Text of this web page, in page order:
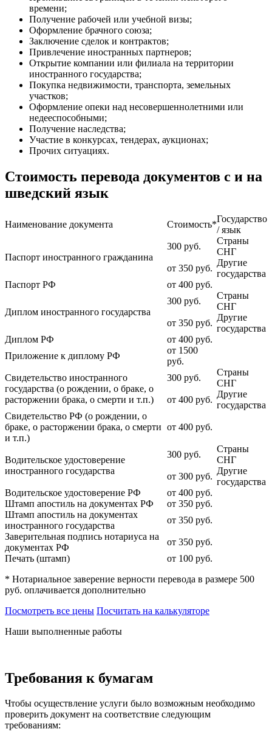
времени;
Получение рабочей или учебной визы;
Оформление брачного союза;
Заключение сделок и контрактов;
Привлечение иностранных партнеров;
Открытие компании или филиала на территории
иностранного государства;
Покупка недвижимости, транспорта, земельных
участков;
Оформление опеки над несовершеннолетними или
недееспособными;
Получение наследства;
Участие в конкурсах, тендерах, аукционах;
Прочих ситуациях.
Стоимость перевода документов с и на
шведский язык
Наименование документа Стоимость*
Государство
/ язык
Паспорт иностранного гражданина
300 руб.
Страны
СНГ
от 350 руб.
Другие
государства
Паспорт РФ
от 400 руб.
Диплом иностранного государства
300 руб.
Страны
СНГ
от 350 руб.
Другие
государства
Диплом РФ
от 400 руб.
Приложение к диплому РФ
от 1500
руб.
Свидетельство иностранного
государства (о рождении, о браке, о
расторжении брака, о смерти и т.п.)
300 руб.
Страны
СНГ
от 400 руб.
Другие
государства
Свидетельство РФ (о рождении, о
браке, о расторжении брака, о смерти
и т.п.)
от 400 руб.
Водительское удостоверение
иностранного государства
300 руб.
Страны
СНГ
от 300 руб.
Другие
государства
Водительское удостоверение РФ
от 400 руб.
Штамп апостиль на документах РФ
от 350 руб.
Штамп апостиль на документах
иностранного государства
от 350 руб.
Заверительная подпись нотариуса на
документах РФ
от 350 руб.
Печать (штамп)
от 100 руб.
* Нотариальное заверение верности перевода в размере 500
руб. оплачивается дополнительно
Посмотреть все цены Посчитать на калькуляторе
Наши выполненные работы
Требования к бумагам
Чтобы осуществление услуги было возможным необходимо
проверить документ на соответствие следующим
требованиям: